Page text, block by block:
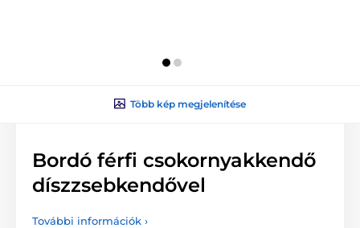
Több kép megjelenítése
Bordó férfi csokornyakkendő
díszzsebkendővel
További információk ›